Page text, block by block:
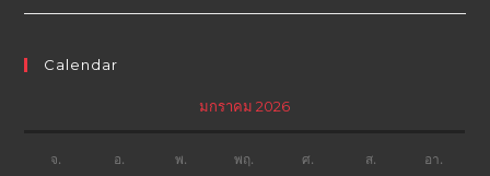
Calendar
มกราคม 2026
จ. อ. พ. พฤ. ศ. ส. อา.